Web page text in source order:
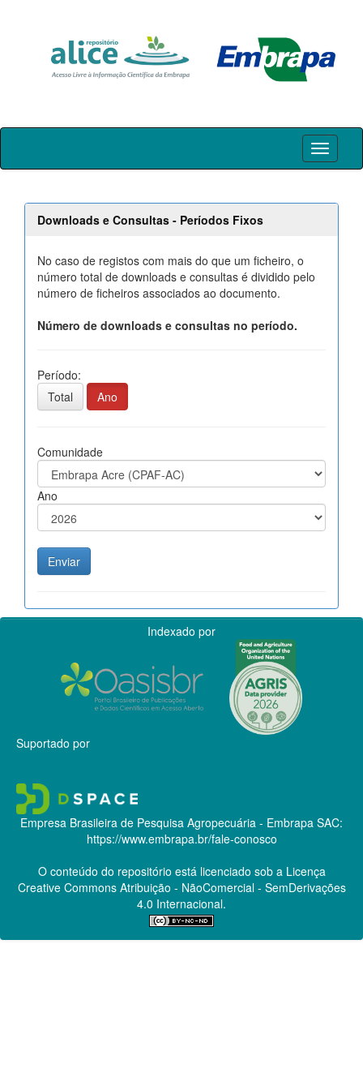
Skip
Downloads e Consultas - Períodos Fixos
No caso de registos com mais do que um ficheiro, o
número total de downloads e consultas é dividido pelo
número de ficheiros associados ao documento.
Número de downloads e consultas no período.
Período:
Total
Ano
Comunidade
Ano
Indexado por
Suportado por
Empresa Brasileira de Pesquisa Agropecuária - Embrapa SAC:
https://www.embrapa.br/fale-conosco
O conteúdo do repositório está licenciado sob a Licença
Creative CommonsAtribuição - NãoComercial - SemDerivações
4.0 Internacional.